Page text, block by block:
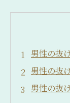
男性の抜
男性の抜
男性の抜